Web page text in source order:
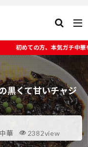
しみたい方へ東京ディープチャ
黒くて甘いチャジ
華 2382view